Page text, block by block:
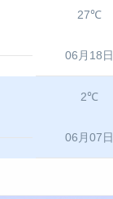
27℃
06月18日
2℃
06月07日